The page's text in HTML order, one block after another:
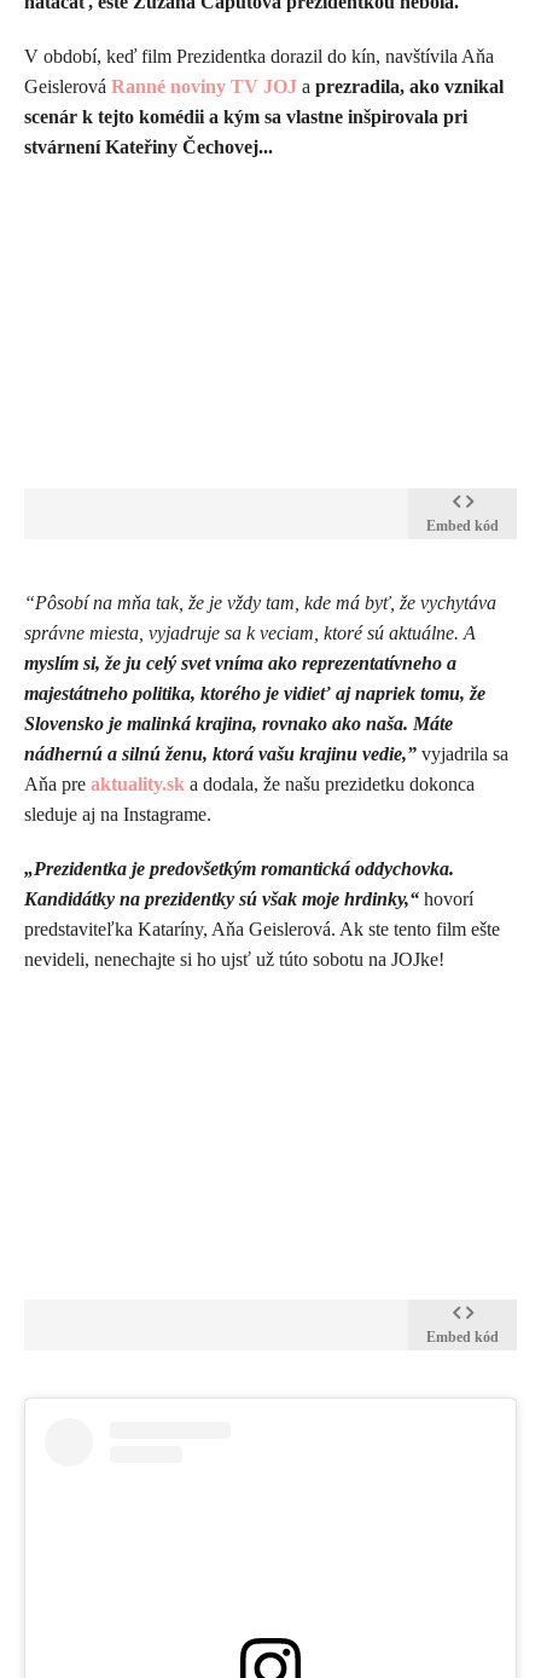
V období, keď film Prezidentka dorazil do kín, navštívila Aňa
Geislerová Ranné noviny TV JOJ a prezradila, ako vznikal
scenár k tejto komédii a kým sa vlastne inšpirovala pri
stvárneníKateřiny Čechovej...
Embed kód
“Pôsobí na mňa tak, že je vždy tam, kde má byť, že vychytáva
správne miesta, vyjadruje sa k veciam, ktoré sú aktuálne. A
myslím si, že ju celý svet vníma ako reprezentatívneho a
majestátneho politika, ktorého je vidieť aj napriek tomu, že
Slovensko je malinká krajina, rovnako ako naša. Máte
nádhernú a silnú ženu, ktorá vašu krajinu vedie,” vyjadrila sa
Aňa pre aktuality.sk a dodala, že našu prezidetku dokonca
sleduje aj na Instagrame.
„Prezidentka je predovšetkým romantická oddychovka.
Kandidátky na prezidentky sú však moje hrdinky,“ hovorí
predstaviteľka Kataríny, Aňa Geislerová. Ak ste tento film ešte
nevideli, nenechajte si ho ujsť už túto sobotu na JOJke!
Embed kód